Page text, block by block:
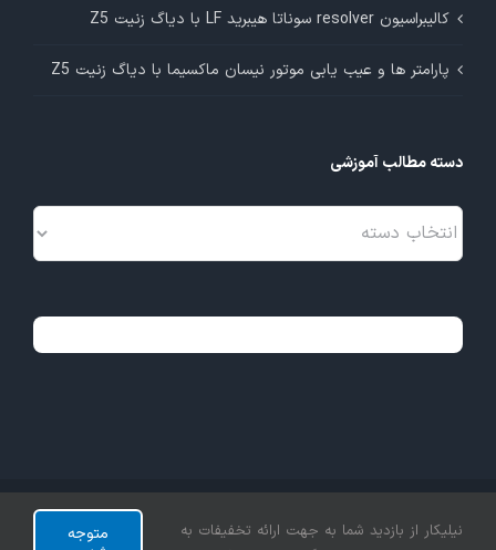
کالیبراسیون resolver سوناتا هیبرید LF با دیاگ زنیت Z5
پارامتر ها و عیب یابی موتور نیسان ماکسیما با دیاگ زنیت Z5
دسته مطالب آموزشی
دسته
تمامی حقوق این وبسایت متعلق به شرکت نیلی‌کار آزمون می‌باشد.
نیلیکار از بازدید شما به جهت ارائه تخفیفات به
متوجه